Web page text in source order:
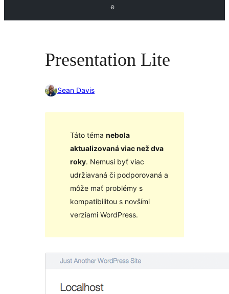
e
Presentation Lite
Sean Davis
Táto téma nebola
aktualizovaná viac než dva
roky. Nemusí byť viac
udržiavaná či podporovaná a
môže mať problémy s
kompatibilitou s novšími
verziami WordPress.